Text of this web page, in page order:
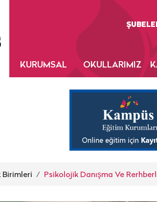
KURUMSAL OKULLARIMIZ
Psikolojik Danışma Ve